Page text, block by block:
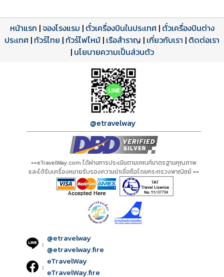
โปรแกรมทัวร์
ดาวน์โหลด PDF
รีวิวลูกค้าจริง
รีวิวจาก eTravelWay
เปิดหน้าเต็ม
ใบอนุญาตนำเที่ยว
เลขที่ 11/11450
เปิดหน้าเต็ม
หน้าแรก |จองโรงแรม | ตั๋วเครื่องบินในประเทศ| ตั๋วเครื่องบินต่าง
ประเทศ | ทัวร์ไทย | ทัวร์ไฟไหม้ | เรือสำราญ | เกี่ยวกับเรา | ติดต่อเรา
| นโยบายความเป็นส่วนตัว
@etravelway
==eTravelWay.com ได้ผ่านการประเมินตามเกณฑ์มาตรฐานคุณภาพ
และได้รับเครื่องหมายรับรองความน่าเชื่อถือโดยกระทรวงพาณิชย์ ==
: @etravelway
@etravelway.fire
: eTravelWay
eTravelWay.fire